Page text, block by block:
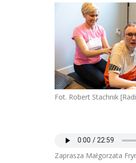
Fot. Robert Stachnik
Zaprasza Małgorzata